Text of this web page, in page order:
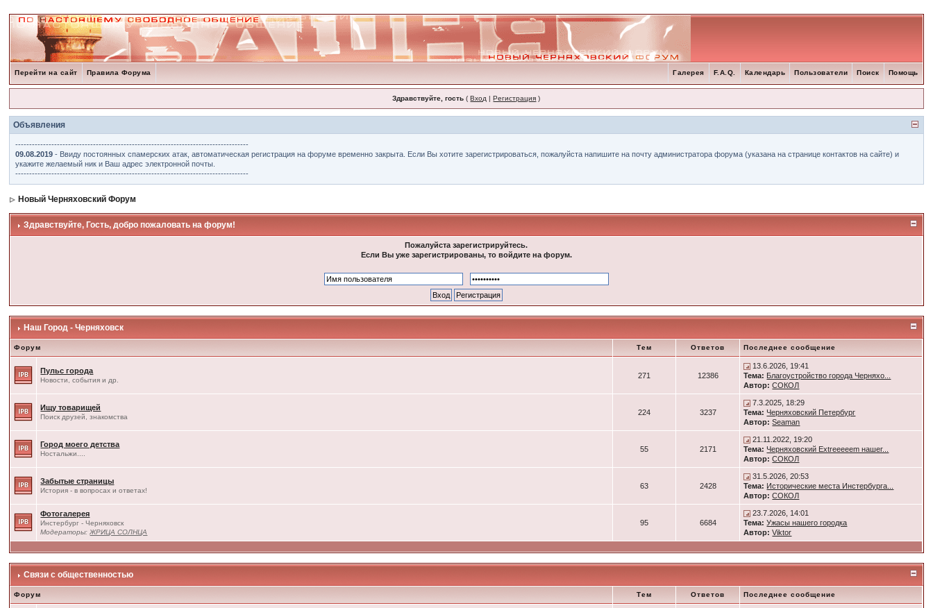
Перейти на сайт Правила Форума Помощь
Поиск
Пользователи
Календарь
F.A.Q.
Галерея
Здравствуйте, гость (Вход |Регистрация )
Объявления
------------------------------------------------------------------------------------
09.08.2019 - Ввиду постоянных спамерских атак, автоматическая регистрация на форуме временно закрыта. Если Вы хотите зарегистрироваться, пожалуйста напишите на почту администратора форума (указана на странице контактов на сайте) и
укажите желаемый ник и Ваш адрес электронной почты.
------------------------------------------------------------------------------------
Новый Черняховский Форум
Здравствуйте, Гость, добро пожаловать на форум!
Пожалуйста зарегистрируйтесь.
Если Вы уже зарегистрированы, то войдите на форум.
Наш Город - Черняховск
Форум Тем Ответов Последнее сообщение
Пульс города
Новости, события и др.
271 12386
13.6.2026, 19:41
Тема: Благоустройство города Черняхо...
Автор: СОКОЛ
Ищу товарищей
Поиск друзей, знакомства
224 3237
7.3.2025, 18:29
Тема: Черняховский Петербург
Автор: Seaman
Город моего детства
Ностальжи....
55 2171
21.11.2022, 19:20
Тема: Черняховский Extreeeeem нашег...
Автор: СОКОЛ
Забытые страницы
История - в вопросах и ответах!
63 2428
31.5.2026, 20:53
Тема: Исторические места Инстербурга...
Автор: СОКОЛ
Фотогалерея
Инстербург - Черняховск
Модераторы:ЖРИЦА СОЛНЦА
95 6684
23.7.2026, 14:01
Тема: Ужасы нашего городка
Автор: Viktor
Связи с общественностью
Форум Тем Ответов Последнее сообщение